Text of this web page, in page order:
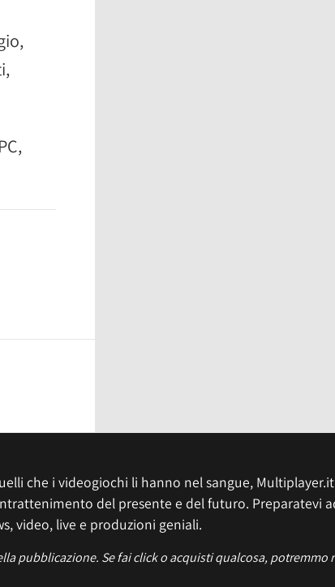
che i videogiochi li hanno nel sangue,
del presente e del futuro. Preparatevi
video, live e produzioni geniali.
pubblicazione. Se fai click o acquisti qualcosa, potremmo